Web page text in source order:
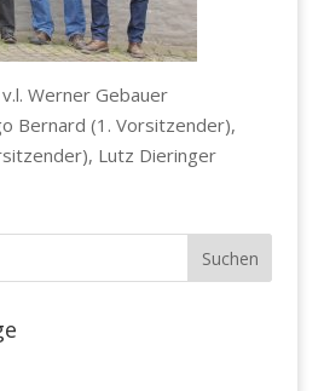
Werner Gebauer
Bernard (1. Vorsitzender),
Lutz Dieringer